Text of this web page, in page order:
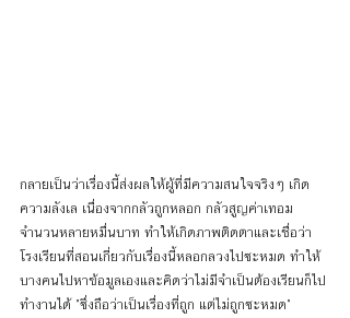
กลายเป็นว่าเรื่องนี้ส่งผลให้ผู้ที่มีความสนใจจริงๆ เกิด
ความลังเล เนื่องจากกลัวถูกหลอก กลัวสูญค่าเทอม
จำนวนหลายหมื่นบาท ทำให้เกิดภาพติดตาและเชื่อว่า
โรงเรียนที่สอนเกี่ยวกับเรื่องนี้หลอกลวงไปซะหมด ทำให้
บางคนไปหาข้อมูลเองและคิดว่าไม่มีจำเป็นต้องเรียนก็ไป
ทำงานได้ "ซึ่งถือว่าเป็นเรื่องที่ถูก แต่ไม่ถูกซะหมด"